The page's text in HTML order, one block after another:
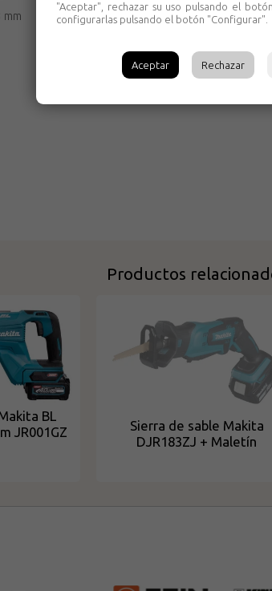
mm
Productos
BL
JR001GZ
Sierra de sable Makita
DJR183ZJ + Maletín
"Aceptar", rechazar su uso pulsando el
configurarlas pulsando el botón "Configurar".
Aceptar Rechazar